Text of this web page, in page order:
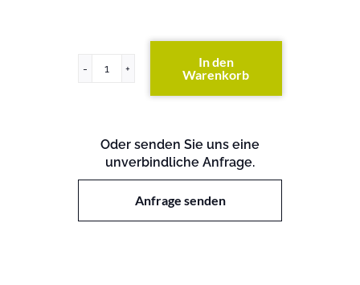
ProCurve
In den
Warenkorb
Oder senden Sie uns eine
unverbindliche Anfrage.
Anfrage senden